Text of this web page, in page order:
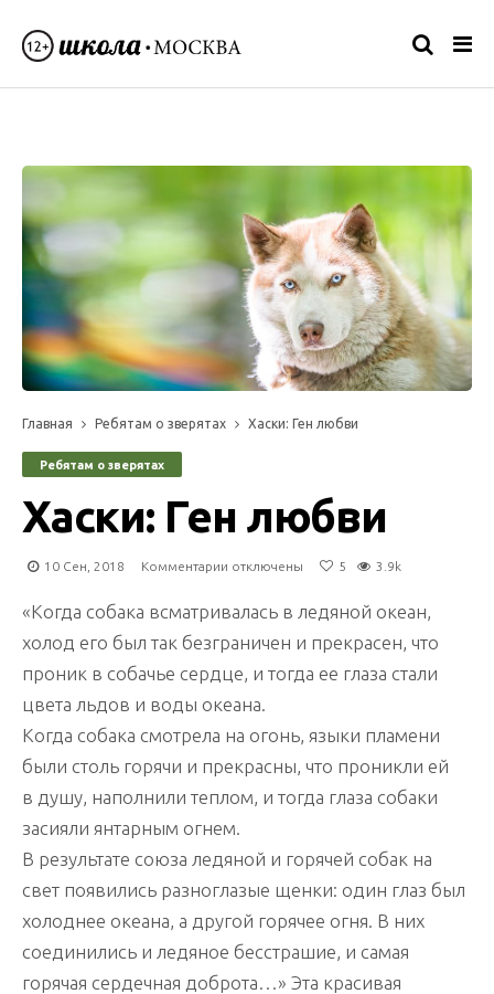
Главная Ребятам о зверятах Хаски: Ген любви
Ребятам о зверятах
Хаски: Ген любви
10 Сен, 2018 Комментарии к
Хаски:
любви
отключены 5 3.9k
«Когда собака всматривалась в ледяной океан,
холод его был так безграничен и прекрасен, что
проник в собачье сердце, и тогда ее глаза стали
цвета льдов и воды океана.
Когда собака смотрела на огонь, языки пламени
были столь горячи и прекрасны, что проникли ей
в душу, наполнили теплом, и тогда глаза собаки
засияли янтарным огнем.
В результате союза ледяной и горячей собак на
свет появились разноглазые щенки: один глаз был
холоднее океана, а другой горячее огня. В них
соединились и ледяное бесстрашие, и самая
горячая сердечная доброта…» Эта красивая